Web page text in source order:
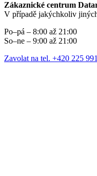
Zákaznické centrum
V případě jakýchkoliv
Po–pá – 8:00 až 21:00
So–ne – 9:00 až 21:00
Zavolat na tel. +420 225